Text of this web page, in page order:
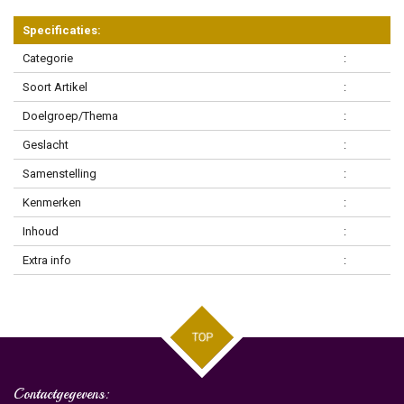
n
e
n
Specificaties:
Categorie :
Soort Artikel :
Doelgroep/Thema :
Geslacht :
Samenstelling :
Kenmerken :
Inhoud :
Extra info :
TOP
Contactgegevens: